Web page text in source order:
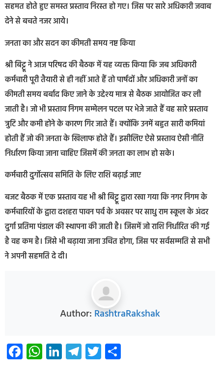
सहमत होते हुए समस्त प्रस्ताव निरस्त हो गए। जिस पर सारे अधिकारी जवाब
देने से बचते नजर आये।
जनता का और सदन का कीमती समय नष्ट किया
श्री बिट्टू ने आज परिषद की बैठक में यह व्यक्त किया कि जब अधिकारी
कर्मचारी पूरी तैयारी से ही नहीं आते हैं तो पार्षदों और अधिकारी जनों का
कीमती समय बर्बाद किए जाने के उद्देश्य मात्र से बैठक आयोजित कर ली
जाती है। जो भी प्रस्ताव निगम सम्मेलन पटल पर भेजे जाते हैं वह सारे प्रस्ताव
त्रुटि और कमी होने के कारण गिर जाते हैं। क्योंकि उनमें बहुत सारी कमियां
होती हैं जो की जनता के खिलाफ होते हैं। इसीलिए ऐसे प्रस्ताव ऐसी नीति
निर्धारण किया जाना चाहिए जिसमें की जनता का लाभ हो सके।
कर्मचारी दुर्गोत्सव समिति के लिए राशि बढ़ाई जाए
बजट बैठक में एक प्रस्ताव यह भी श्री बिट्टू द्वारा रखा गया कि नगर निगम के
कर्मचारियों के द्वारा दशहरा पावन पर्व के अवसर पर साधु राम स्कूल के अंदर
दुर्गा प्रतिमा पंडाल की स्थापना की जाती है। जिसमें जो राशि निर्धारित की गई
है वह कम है। जिसे भी बढ़ाया जाना उचित होगा, जिस पर सर्वसम्मति से सभी
ने अपनी सहमति दे दी।
Author: RashtraRakshak
Facebook
WhatsApp
LinkedIn
Telegram
Twitter